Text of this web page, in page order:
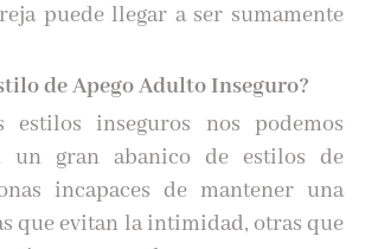
puede llegar a ser sumamente
de Apego Adulto Inseguro?
inseguros nos podemos
un gran abanico de estilos de
incapaces de mantener una
que evitan la intimidad, otras que